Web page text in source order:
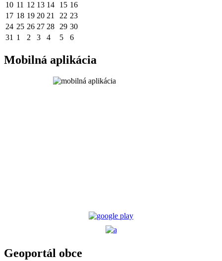
10 11 12 13 14 15 16
17 18 19 20 21 22 23
24 25 26 27 28 29 30
31 1 2 3 4 5 6
Mobilná aplikácia
Geoportál obce